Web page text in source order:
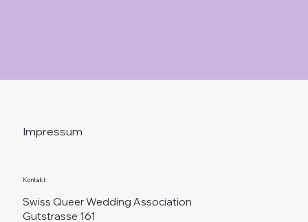
Impressum
Kontakt
Swiss Queer Wedding Association
Gutstrasse 161